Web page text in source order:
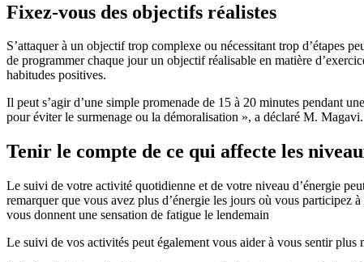
Fixez-vous des objectifs réalistes
S’attaquer à un objectif trop complexe ou nécessitant trop d’étapes
de programmer chaque jour un objectif réalisable en matière
habitudes positives.
Il peut s’agir d’une simple promenade de 15 à 20 minutes pendant
pour éviter le surmenage ou la démoralisation », a déclaré M. Magavi.
Tenir le compte de ce qui affecte les
Le suivi de votre activité quotidienne et de votre niveau d’énergie
remarquer que vous avez plus d’énergie les jours où vous participez
vous donnent une sensation de fatigue le lendemain
Le suivi de vos activités peut également vous aider à vous sentir